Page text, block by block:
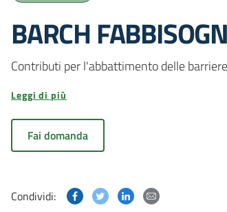
BARCH
Contributi per l'abbattimento delle
Leggi di più
Fai domanda
Condividi: Condividi questa pagina su
Condividi questa
Condividi questa